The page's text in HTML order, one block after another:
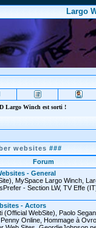
Largo
Largo Winch est sorti !
websites ###
Forum
- General
MySpace Largo Winch,
- Section LW, TV Effe
- Actors
(Official WebSite), Paolo
Online, Hommage à